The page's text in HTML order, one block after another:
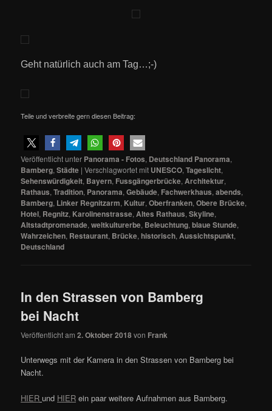
Geht natürlich auch am Tag…;-)
Teile und verbreite gern diesen Beitrag:
Veröffentlicht unter Panorama - Fotos, Deutschland Panorama,
Bamberg,Städte |Verschlagwortet mit UNESCO,Tageslicht,
Sehenswürdigkeit, Bayern, Fussgängerbrücke, Architektur,
Rathaus,Tradition, Panorama,Gebäude, Fachwerkhaus,abends,
Bamberg, Linker Regnitzarm, Kultur,Oberfranken,Obere Brücke,
Hotel, Regnitz, Karolinenstrasse, Altes Rathaus,Skyline,
Altstadtpromenade,weltkulturerbe, Beleuchtung,blaue Stunde,
Wahrzeichen, Restaurant, Brücke,historisch, Aussichtspunkt,
Deutschland
In den Strassen von Bamberg
bei Nacht
Veröffentlicht am2. Oktober 2018von Frank
Unterwegs mit der Kamera in den Strassen von Bamberg bei
Nacht.
HIER und HIER ein paar weitere Aufnahmen aus Bamberg.